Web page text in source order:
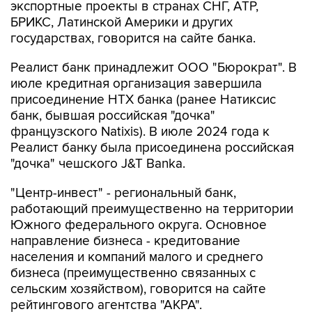
экспортные проекты в странах СНГ, АТР,
БРИКС, Латинской Америки и других
государствах, говорится на сайте банка.
Реалист банк принадлежит ООО "Бюрократ". В
июле кредитная организация завершила
присоединение НТХ банка (ранее Натиксис
банк, бывшая российская "дочка"
французского Natixis). В июле 2024 года к
Реалист банку была присоединена российская
"дочка" чешского J&T Banka.
"Центр-инвест" - региональный банк,
работающий преимущественно на территории
Южного федерального округа. Основное
направление бизнеса - кредитование
населения и компаний малого и среднего
бизнеса (преимущественно связанных с
сельским хозяйством), говорится на сайте
рейтингового агентства "АКРА".